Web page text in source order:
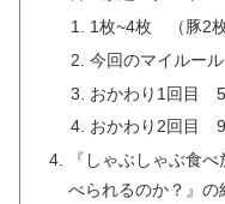
1枚~4枚 （豚2枚
今回のマイルール
おかわり1回目
おかわり2回目 9
『しゃぶしゃぶ食
べられるのか？』の